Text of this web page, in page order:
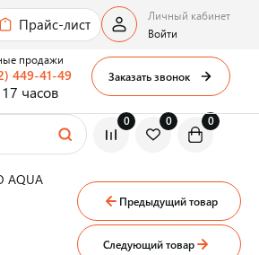
Прайс-лист
0 0 0
продажи
449-41-49
часов
Заказать звонок
Личный кабинет
Войти
AQUA
Предыдущий товар
Следующий товар